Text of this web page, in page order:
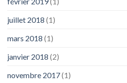
juillet 2018 (1)
mars 2018 (1)
janvier 2018 (2)
novembre 2017(1)